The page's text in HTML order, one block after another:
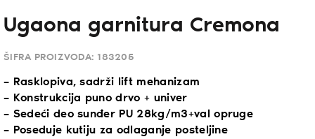
Ugaona garnitura Cremona
ŠIFRA PROIZVODA: 183205
– Rasklopiva, sadrži lift mehanizam
– Konstrukcija puno drvo + univer
– Sedeći deo sunđer PU 28kg/m3+val opruge
– Poseduje kutiju za odlaganje posteljine